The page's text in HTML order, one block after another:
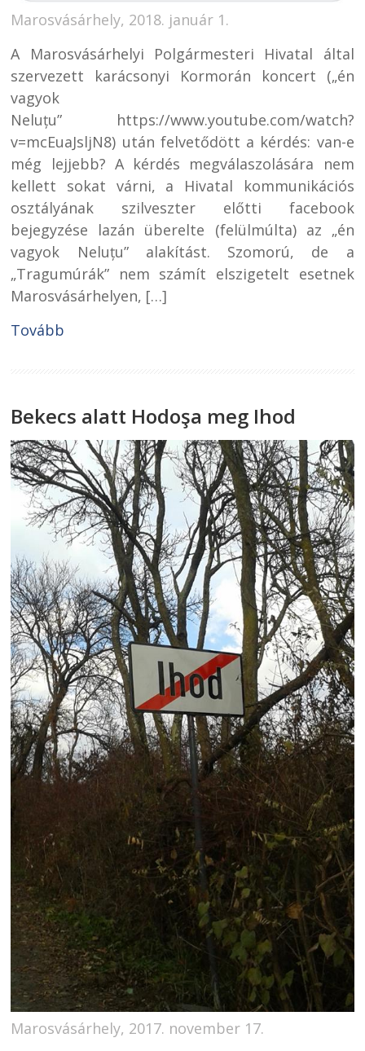
Marosvásárhely, 2018. január 1.
A Marosvásárhelyi Polgármesteri Hivatal által
szervezett karácsonyi Kormorán koncert („én
vagyok
Neluțu” https://www.youtube.com/watch?
v=mcEuaJsljN8) után felvetődött a kérdés: van-e
még lejjebb? A kérdés megválaszolására nem
kellett sokat várni, a Hivatal kommunikációs
osztályának szilveszter előtti facebook
bejegyzése lazán überelte (felülmúlta) az „én
vagyok Neluțu” alakítást. Szomorú, de a
„Tragumúrák” nem számít elszigetelt esetnek
Marosvásárhelyen, […]
Tovább
Bekecs alatt Hodoşa meg Ihod
Marosvásárhely, 2017. november 17.